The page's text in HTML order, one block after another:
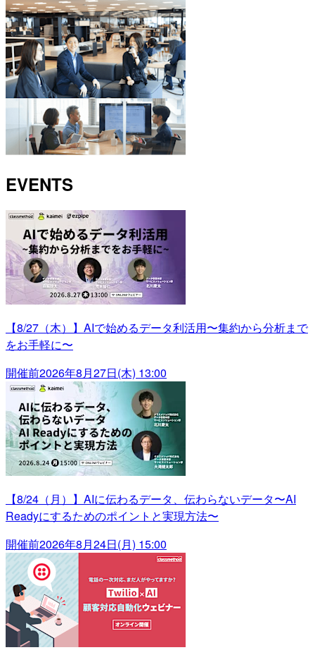
EVENTS
【8/27（木）】AIで始めるデータ利活用〜集約から分析まで
をお手軽に〜
開催前2026年8月27日(木) 13:00
【8/24（月）】AIに伝わるデータ、伝わらないデータ〜AI
Readyにするためのポイントと実現方法〜
開催前2026年8月24日(月) 15:00